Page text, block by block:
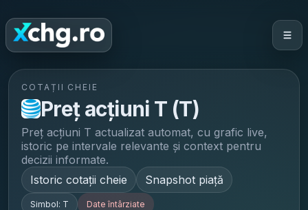
COTAȚII CHEIE
Preț acțiuni T (T)
Preț acțiuni T actualizat automat, cu grafic live,
istoric pe intervale relevante și context pentru
decizii informate.
Istoric cotații cheie
Snapshot piață
Simbol: T Date întârziate